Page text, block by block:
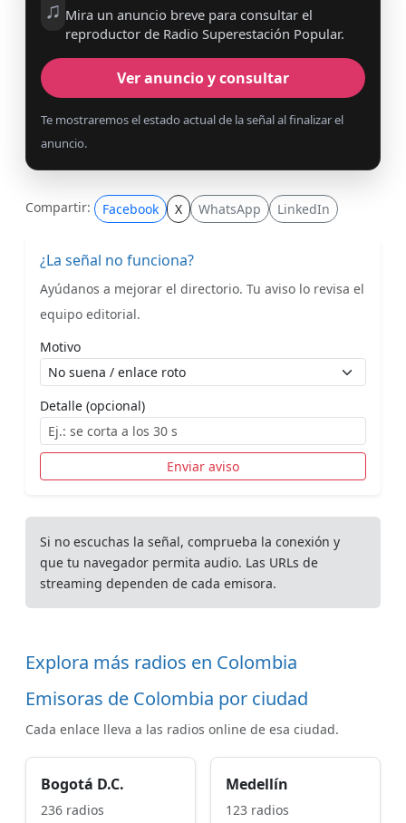
♫ Mira un anuncio breve para consultar el
reproductor de Radio Superestación Popular.
Ver anuncio y consultar
Te mostraremos el estado actual de la señal al finalizar el
anuncio.
Compartir: Facebook X WhatsApp LinkedIn
¿La señal no funciona?
Ayúdanos a mejorar el directorio. Tu aviso lo revisa el
equipo editorial.
Motivo
Detalle (opcional)
Enviar aviso
Si no escuchas la señal, comprueba la conexión y
que tu navegador permita audio. Las URLs de
streaming dependen de cada emisora.
Explora más radios en Colombia
Emisoras de Colombia por ciudad
Cada enlace lleva a las radios online de esa ciudad.
Bogotá D.C.
236 radios
Medellín
123 radios